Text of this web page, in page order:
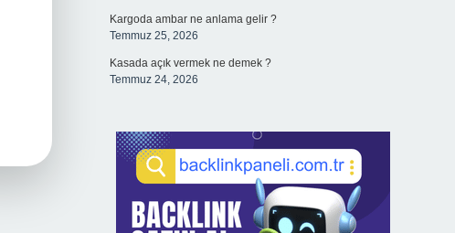
Kargoda ambar ne anlama gelir ?
Temmuz 25, 2026
Kasada açık vermek ne demek ?
Temmuz 24, 2026